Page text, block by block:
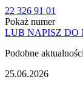
22 326 91 01
Pokaż numer
LUB NAPISZ DO
Podobne aktualności
25.06.2026